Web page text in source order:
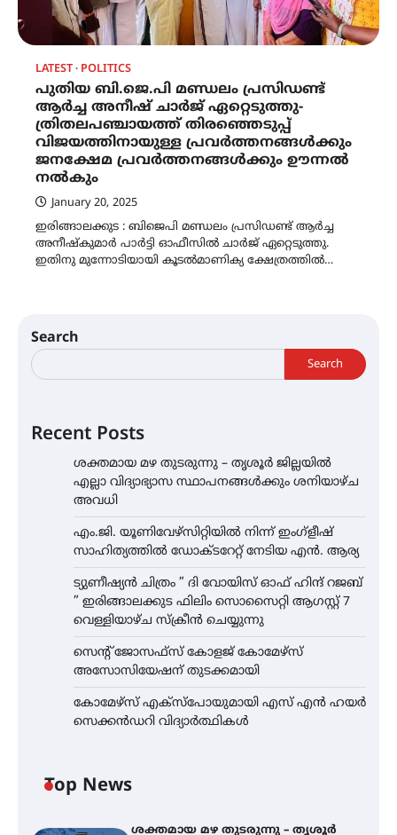
LATEST POLITICS
പുതിയ ബി.ജെ.പി മണ്ഡലം പ്രസിഡണ്ട്
ആർച്ച അനീഷ് ചാർജ് ഏറ്റെടുത്തു-
ത്രിതലപഞ്ചായത്ത് തിരഞ്ഞെടുപ്പ്
വിജയത്തിനായുള്ള പ്രവർത്തനങ്ങൾക്കും
ജനക്ഷേമ പ്രവർത്തനങ്ങൾക്കും ഊന്നൽ
നൽകും
January 20, 2025
ഇരിങ്ങാലക്കുട : ബിജെപി മണ്ഡലം പ്രസിഡണ്ട് ആർച്ച
അനീഷ്കുമാർ പാർട്ടി ഓഫീസിൽ ചാർജ് ഏറ്റെടുത്തു.
ഇതിനു മുന്നോടിയായി കൂടൽമാണിക്യ ക്ഷേത്രത്തിൽ…
Search
Search
Recent Posts
ശക്തമായ മഴ തുടരുന്നു – തൃശൂർ ജില്ലയിൽ
എല്ലാ വിദ്യാഭ്യാസ സ്ഥാപനങ്ങൾക്കും ശനിയാഴ്ച
അവധി
എം.ജി. യൂണിവേഴ്‌സിറ്റിയിൽ നിന്ന് ഇംഗ്ളീഷ്
സാഹിത്യത്തിൽ ഡോക്ടറേറ്റ് നേടിയ എൻ. ആര്യ
ട്യുണീഷ്യൻ ചിത്രം ” ദി വോയിസ് ഓഫ് ഹിന്ദ് റജബ്
” ഇരിങ്ങാലക്കുട ഫിലിം സൊസൈറ്റി ആഗസ്റ്റ് 7
വെള്ളിയാഴ്ച സ്‌ക്രീൻ ചെയ്യുന്നു
സെന്റ് ജോസഫ്സ് കോളജ് കോമേഴ്‌സ്
അസോസിയേഷന് തുടക്കമായി
കോമേഴ്സ് എക്സ്പോയുമായി എസ് എൻ ഹയർ
സെക്കൻഡറി വിദ്യാർത്ഥികൾ
Top News
ശക്തമായ മഴ തുടരുന്നു – തൃശൂർ